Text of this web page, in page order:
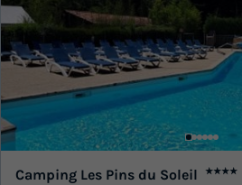
Camping Les Pins du Soleil ★★★★